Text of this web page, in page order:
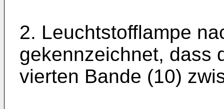
2. Leuchtstofflampe
gekennzeichnet, dass
vierten Bande (10)